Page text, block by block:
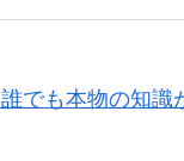
でも本物の知識